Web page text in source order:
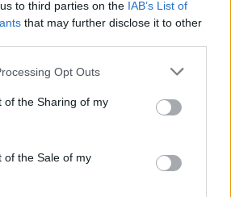
to third parties on the IAB’s List of
that may further disclose it to other
Opt Outs
of the Sharing of my
of the Sale of my
κουράγιο και